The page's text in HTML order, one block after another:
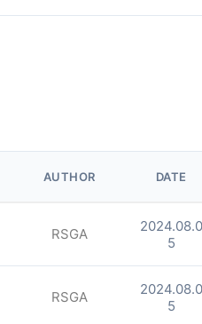
AUTHOR DATE
RSGA
2024.08.0
5
RSGA
2024.08.0
5